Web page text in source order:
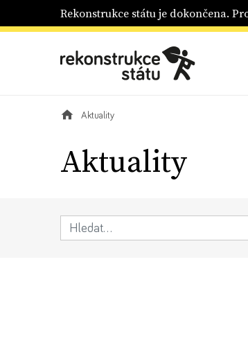
Rekonstrukce státu je dokončena.
Aktuality
Aktuality